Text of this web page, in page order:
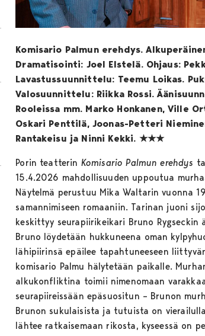
Komisario Palmun erehdys.
Dramatisointi: Joel Elstelä. Ohjaus:
Lavastussuunnittelu: Teemu Loikas.
Valosuunnittelu: Riikka Rossi.
Rooleissa mm. Marko Honkanen, Ville
Oskari Penttilä, Joonas-Petteri
Rantakeisu ja Ninni Kekki. ★★★
Porin teatterin Komisario Palmun erehdys
15.4.2026 mahdollisuuden uppoutua
Näytelmä perustuu Mika Waltarin vuonna
samannimiseen romaaniin. Tarinan juoni
keskittyy seurapiirikeikari Bruno Rygseckin
Bruno löydetään hukkuneena oman
lähipiirinsä epäilee tapahtuneeseen
komisario Palmu hälytetään paikalle.
alkukonfliktina toimii nimenomaan
seurapiireissään epäsuositun – Brunon
Brunon sukulaisista ja tutuista on
lähtee ratkaisemaan rikosta, kyseessä on